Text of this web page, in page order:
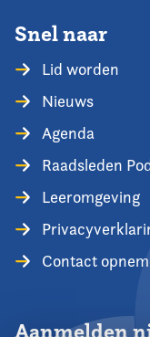
Snel naar
Lid worden
Nieuws
Agenda
Raadsleden
Leeromgeving
Contact